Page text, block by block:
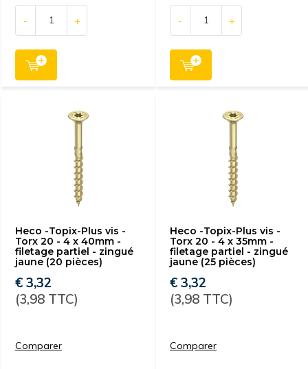
- + - +
Heco -Topix-Plus vis -
Torx 20 - 4 x 40mm -
filetage partiel - zingué
jaune (20 pièces)
€ 3,32
(3,98 TTC)
Comparer
Heco -Topix-Plus vis -
Torx 20 - 4 x 35mm -
filetage partiel - zingué
jaune (25 pièces)
€ 3,32
(3,98 TTC)
Comparer